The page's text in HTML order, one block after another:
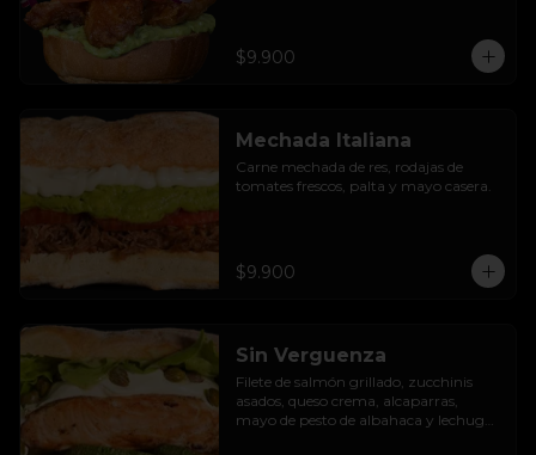
$9.900
Mechada Italiana
Carne mechada de res, rodajas de
tomates frescos, palta y mayo casera.
$9.900
Sin Verguenza
Filete de salmón grillado, zucchinis
asados, queso crema, alcaparras,
mayo de pesto de albahaca y lechuga